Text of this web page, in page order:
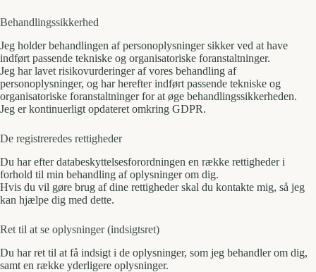
Behandlingssikkerhed
Jeg holder behandlingen af personoplysninger sikker ved at have
indført passende tekniske og organisatoriske foranstaltninger.
Jeg har lavet risikovurderinger af vores behandling af
personoplysninger, og har herefter indført passende tekniske og
organisatoriske foranstaltninger for at øge behandlingssikkerheden.
Jeg er kontinuerligt opdateret omkring GDPR.
De registreredes rettigheder
Du har efter databeskyttelsesforordningen en række rettigheder i
forhold til min behandling af oplysninger om dig.
Hvis du vil gøre brug af dine rettigheder skal du kontakte mig, så jeg
kan hjælpe dig med dette.
Ret til at se oplysninger (indsigtsret)
Du har ret til at få indsigt i de oplysninger, som jeg behandler om dig,
samt en række yderligere oplysninger.